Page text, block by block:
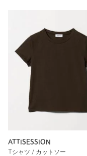
ATTISESSION
Tシャツ / カットソー